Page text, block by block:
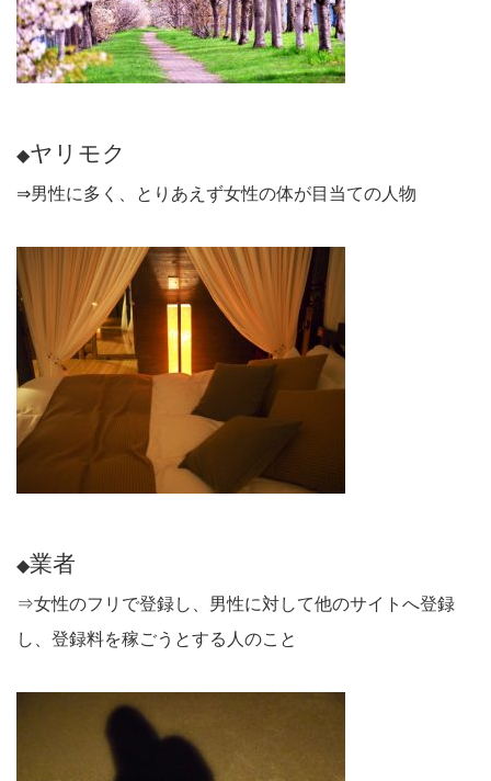
◆ヤリモク
⇒男性に多く、とりあえず女性の体が目当ての人物
◆業者
⇒女性のフリで登録し、男性に対して他のサイトへ登録
し、登録料を稼ごうとする人のこと